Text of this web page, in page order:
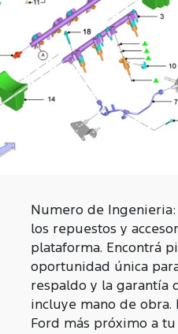
Numero de Ingenieria:
los repuestos y
plataforma. Encontrá
oportunidad única
respaldo y la garantía
incluye mano de obra.
Ford más próximo a